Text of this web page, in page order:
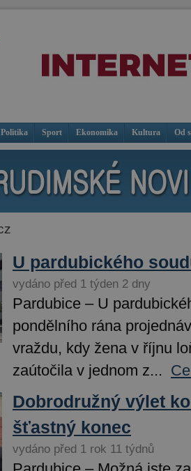
Politika Sport Ekonomika Kultura Od
U pardubického
vydáno před 1 týden 2 dny
Pardubice – U
pondělního rána
vraždu, kdy žena v říjnu
zaútočila v jednom z...
Dobrodružný výlet
šťastný konec
vydáno před 1 rok 11 týdnů